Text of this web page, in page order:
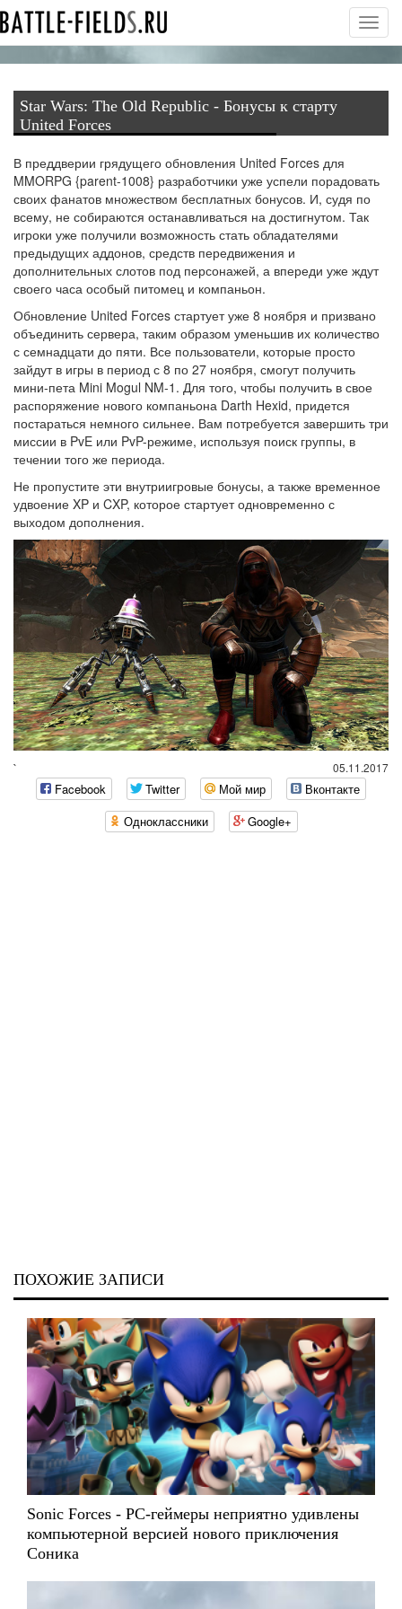
Star Wars: The Old Republic - Бонусы к старту
United Forces
В преддверии грядущего обновления United Forces для
MMORPG {parent-1008} разработчики уже успели порадовать
своих фанатов множеством бесплатных бонусов. И, судя по
всему, не собираются останавливаться на достигнутом. Так
игроки уже получили возможность стать обладателями
предыдущих аддонов, средств передвижения и
дополнительных слотов под персонажей, а впереди уже ждут
своего часа особый питомец и компаньон.
Обновление United Forces стартует уже 8 ноября и призвано
объединить сервера, таким образом уменьшив их количество
с семнадцати до пяти. Все пользователи, которые просто
зайдут в игры в период с 8 по 27 ноября, смогут получить
мини-пета Mini Mogul NM-1. Для того, чтобы получить в свое
распоряжение нового компаньона Darth Hexid, придется
постараться немного сильнее. Вам потребуется завершить три
миссии в PvE или PvP-режиме, используя поиск группы, в
течении того же периода.
Не пропустите эти внутриигровые бонусы, а также временное
удвоение XP и CXP, которое стартует одновременно с
выходом дополнения.
05.11.2017
`
Facebook Twitter Мой мир
Вконтакте
Одноклассники
Google+
ПОХОЖИЕ ЗАПИСИ
Sonic Forces - PC-геймеры неприятно удивлены
компьютерной версией нового приключения
Соника